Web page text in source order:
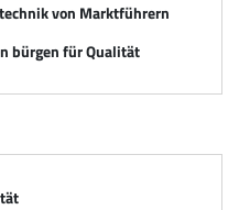
von Marktführern
bürgen für Qualität